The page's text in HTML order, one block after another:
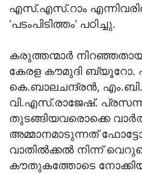
എസ്.എസ്.റാം
‘പടംപിടിത്തം’ പഠിച്ചു.
കരുത്തന്മാര്‍
കേരള കൗമുദി
കെ.ബാലചന്ദ്രന്‍,
വി.എസ്.രാജേഷ്.
തുടങ്ങിയവരൊക്കെ
അമ്മാനമാടുന്നത്
വാതില്‍ക്കല്‍ നിന്ന്
കൗതുകത്തോടെ